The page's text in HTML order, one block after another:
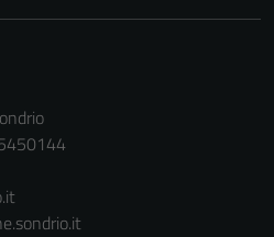
funzionamento
Questi cookie
personali.